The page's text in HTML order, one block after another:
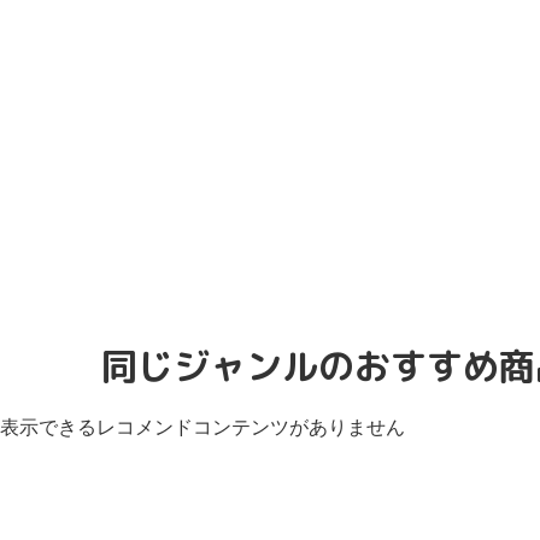
同じジャンルのおすすめ
表示できるレコメンドコンテンツがありません